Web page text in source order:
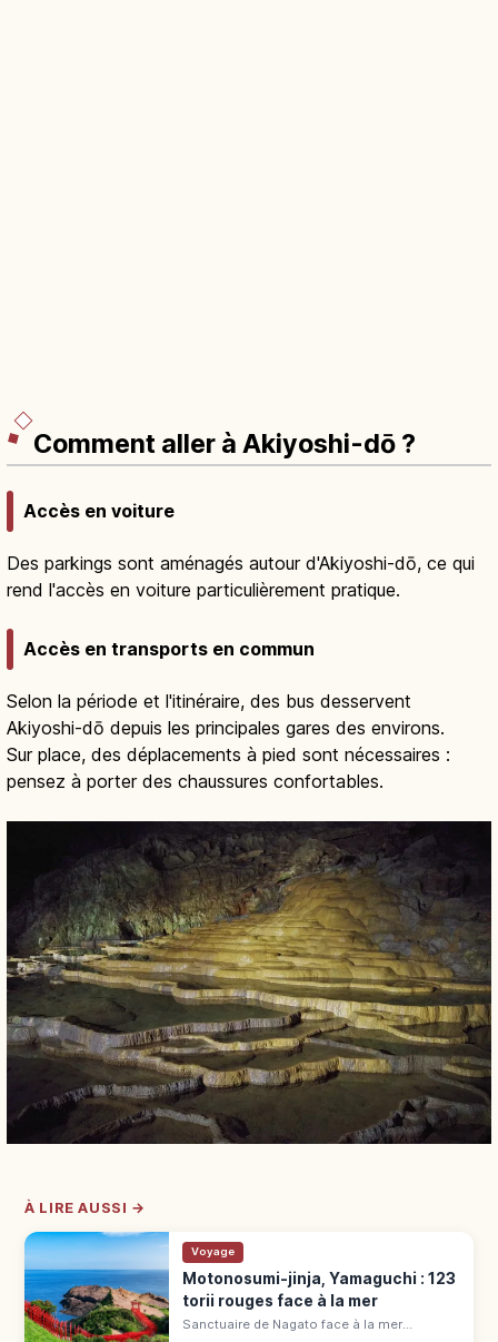
Comment aller à Akiyoshi-dō ?
Accès en voiture
Des parkings sont aménagés autour d'Akiyoshi-dō, ce qui
rend l'accès en voiture particulièrement pratique.
Accès en transports en commun
Selon la période et l'itinéraire, des bus desservent
Akiyoshi-dō depuis les principales gares des environs.
Sur place, des déplacements à pied sont nécessaires :
pensez à porter des chaussures confortables.
À LIRE AUSSI →
Voyage
Motonosumi-jinja, Yamaguchi : 123
torii rouges face à la mer
Sanctuaire de Nagato face à la mer